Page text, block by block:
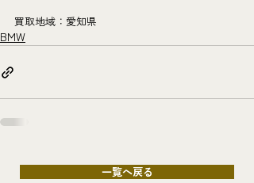
買取地域：愛知県
BMW
一覧へ戻る